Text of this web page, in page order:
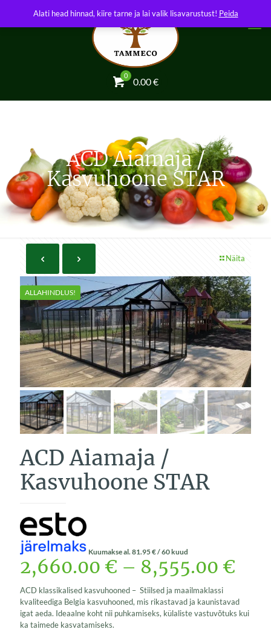
0
0.00€
ACD Aiamaja /
Kasvuhoone STAR
Näita
ALLAHINDLUS!
ACD Aiamaja /
Kasvuhoone STAR
Kuumakse al. 81.95€/ 60 kuud
2,660.00 € – 8,555.00 €
ACD klassikalised kasvuhooned – Stiilsed ja maailmaklassi
kvaliteediga Belgia kasvuhooned, mis rikastavad ja kaunistavad
igat aeda. Ideaalne koht nii puhkamiseks, külaliste vastuvõtuks kui
ka taimede kasvatamiseks.
Alati head hinnad, kiire tarne ja lai valik lisavarustust! Peida